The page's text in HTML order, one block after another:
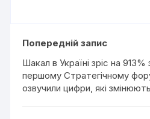
Попередній запис
Шакал в Україні зріс на
першому Стратегічному
озвучили цифри, які